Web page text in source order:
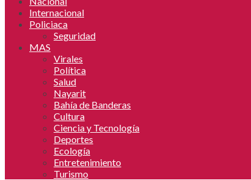
Internacional
Policiaca
Seguridad
MAS
Virales
Política
Salud
Nayarit
Bahía de Banderas
Cultura
Ciencia y Tecnología
Deportes
Ecología
Entretenimiento
Turismo